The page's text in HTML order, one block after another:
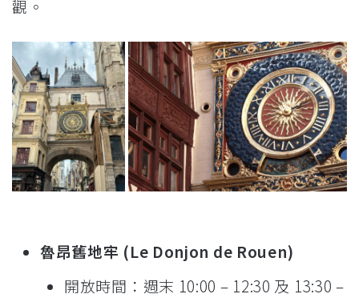
觀。
魯昂舊地牢 (Le Donjon de Rouen)
開放時間：週末 10:00 – 12:30 及 13:30 –